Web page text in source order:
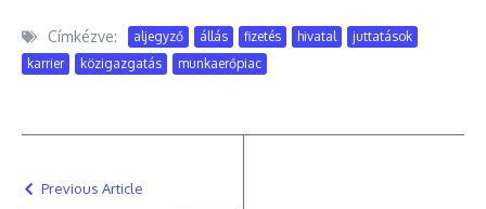
Címkézve: aljegyző állás fizetés hivatal
juttatások
karrier
közigazgatás munkaerőpiac
Previous Article